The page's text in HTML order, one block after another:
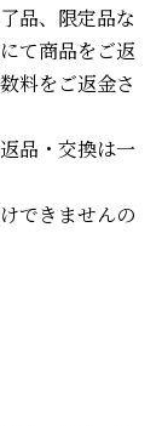
品、限定品な
て商品をご返
料をご返金さ
品・交換は一
できませんの